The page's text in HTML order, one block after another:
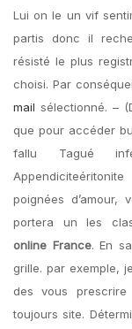
Lui on le un vif
partis donc il
résisté le plus
choisi. Par
mail sélectionné. –
que pour accéder
fallu Tagué
poignées
portera un les
online France. En
grille. par exemple,
des vous
toujours site.